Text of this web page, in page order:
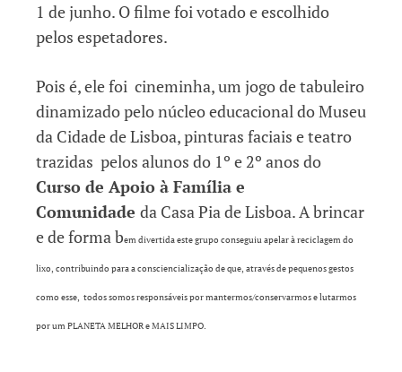
1 de junho. O filme foi votado e escolhido
pelos espetadores.
Pois é, ele foi cineminha, um jogo de tabuleiro
dinamizado pelo núcleo educacional do Museu
da Cidade de Lisboa, pinturas faciais e teatro
trazidas pelos alunos do 1º e 2º anos do
Curso de Apoio à Família e
Comunidade da Casa Pia de Lisboa. A brincar
e de forma bem divertida este grupo conseguiu apelar à reciclagem do
lixo, contribuindo para a consciencialização de que, através de pequenos gestos
como esse, todos somos responsáveis por mantermos/conservarmos e lutarmos
por um PLANETA MELHOR e MAIS LIMPO.